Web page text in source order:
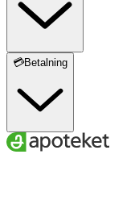
💳Betalning